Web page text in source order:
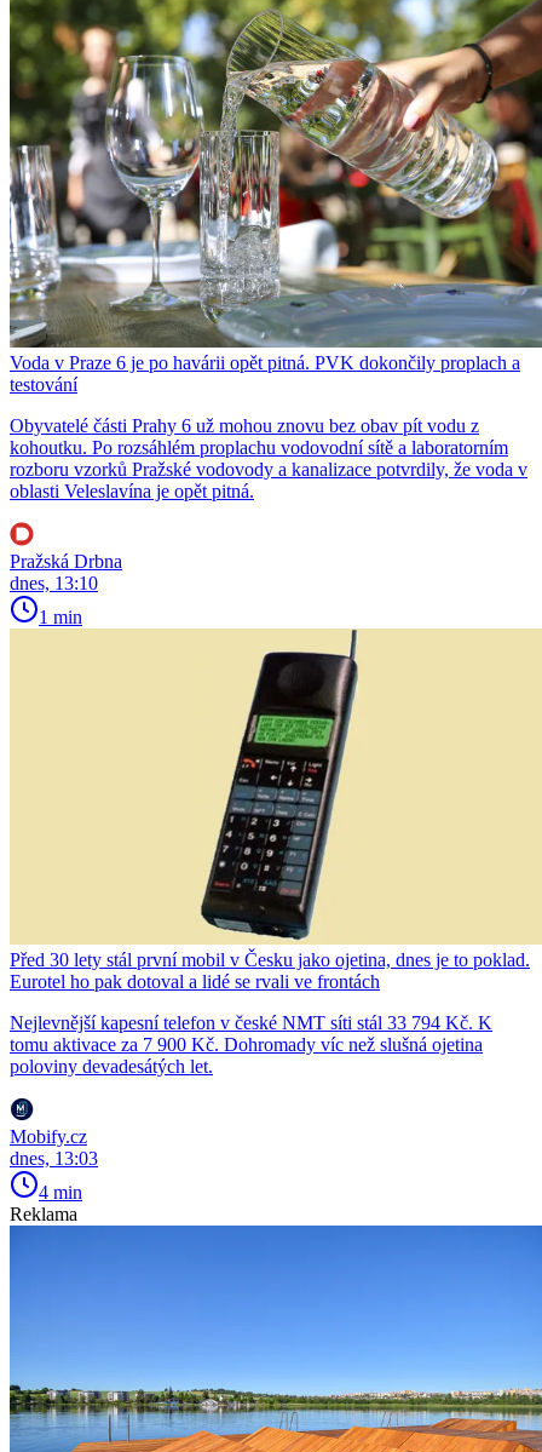
Voda v Praze 6 je po havárii opět pitná. PVK dokončily proplach a
testování
Obyvatelé části Prahy 6 už mohou znovu bez obav pít vodu z
kohoutku. Po rozsáhlém proplachu vodovodní sítě a laboratorním
rozboru vzorků Pražské vodovody a kanalizace potvrdily, že voda v
oblasti Veleslavína je opět pitná.
Pražská Drbna
dnes, 13:10
1 min
Před 30 lety stál první mobil v Česku jako ojetina, dnes je to poklad.
Eurotel ho pak dotoval a lidé se rvali ve frontách
Nejlevnější kapesní telefon v české NMT síti stál 33 794 Kč. K
tomu aktivace za 7 900 Kč. Dohromady víc než slušná ojetina
poloviny devadesátých let.
Mobify.cz
dnes, 13:03
4 min
Reklama